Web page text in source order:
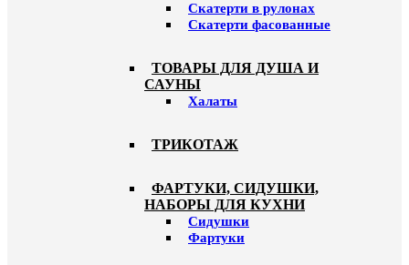
Скатерти в рулонах
Скатерти фасованные
ТОВАРЫ ДЛЯ ДУША И
САУНЫ
Халаты
ТРИКОТАЖ
ФАРТУКИ, СИДУШКИ,
НАБОРЫ ДЛЯ КУХНИ
Сидушки
Фартуки